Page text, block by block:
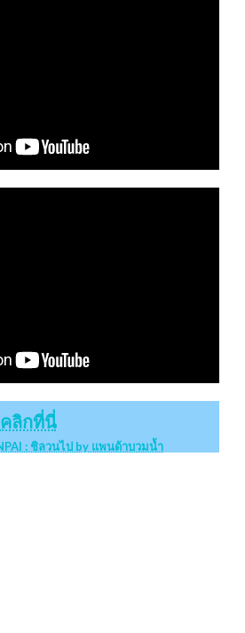
คลิกที่นี่
: ชิลวนไป by แพนด้าบวมน้ำ